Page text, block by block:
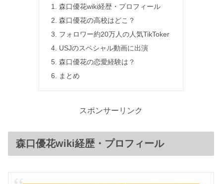
森口優花wiki経歴・プロフィール
森口優花の高校はどこ？
フォロワー約20万人の人気TikToker
USJのスペシャル動画に出演
森口優花の恋愛経験は？
まとめ
スポンサーリンク
森口優花wiki経歴・プロフィール